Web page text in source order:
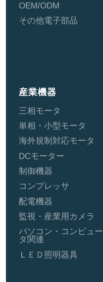
OEM/ODM
その他電子部品
産業機器
三相モータ
単相・小型モータ
海外規制対応モータ
DCモーター
制御機器
コンプレッサ
配電機器
監視・産業用カメラ
パソコン・コンピュー
タ関連
ＬＥＤ照明器具